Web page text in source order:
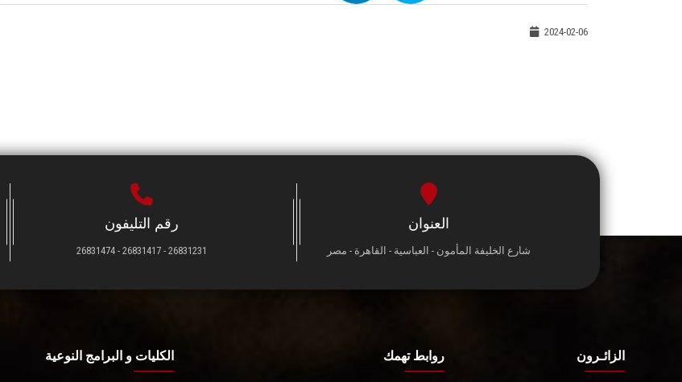
2024-02-06
العنوان
شارع الخليفة المأمون - العباسية - القاهرة - مصر
رقم التليفون
26831231 - 26831417 - 26831474
الزائـرون روابط تهمك الكليات و البرامج النوعية